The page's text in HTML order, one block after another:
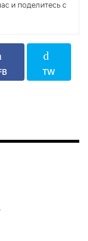
и поделитесь с
TW